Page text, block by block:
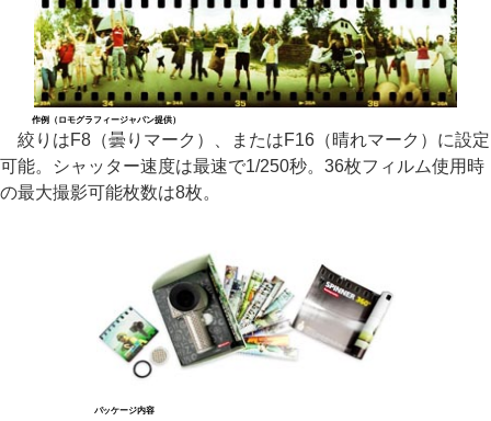
作例（ロモグラフィージャパン提供）
絞りはF8（曇りマーク）、またはF16（晴れマーク）に設定
可能。シャッター速度は最速で1/250秒。36枚フィルム使用時
の最大撮影可能枚数は8枚。
パッケージ内容